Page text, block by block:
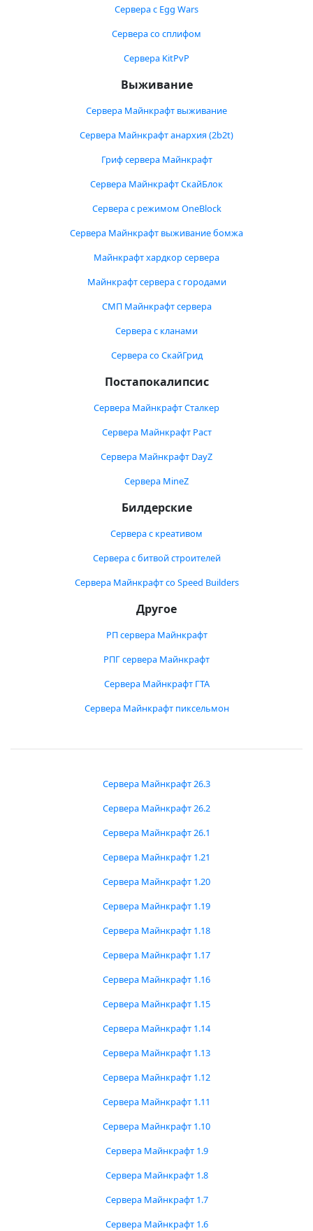
Сервера с Egg Wars
Сервера со сплифом
Сервера KitPvP
Выживание
Сервера Майнкрафт выживание
Сервера Майнкрафт анархия (2b2t)
Гриф сервера Майнкрафт
Сервера Майнкрафт СкайБлок
Сервера с режимом OneBlock
Сервера Майнкрафт выживание бомжа
Майнкрафт хардкор сервера
Майнкрафт сервера с городами
СМП Майнкрафт сервера
Сервера с кланами
Сервера со СкайГрид
Постапокалипсис
Сервера Майнкрафт Сталкер
Сервера Майнкрафт Раст
Сервера Майнкрафт DayZ
Сервера MineZ
Билдерские
Сервера с креативом
Сервера с битвой строителей
Сервера Майнкрафт со Speed Builders
Другое
РП сервера Майнкрафт
РПГ сервера Майнкрафт
Сервера Майнкрафт ГТА
Сервера Майнкрафт пиксельмон
Сервера Майнкрафт 26.3
Сервера Майнкрафт 26.2
Сервера Майнкрафт 26.1
Сервера Майнкрафт 1.21
Сервера Майнкрафт 1.20
Сервера Майнкрафт 1.19
Сервера Майнкрафт 1.18
Сервера Майнкрафт 1.17
Сервера Майнкрафт 1.16
Сервера Майнкрафт 1.15
Сервера Майнкрафт 1.14
Сервера Майнкрафт 1.13
Сервера Майнкрафт 1.12
Сервера Майнкрафт 1.11
Сервера Майнкрафт 1.10
Сервера Майнкрафт 1.9
Сервера Майнкрафт 1.8
Сервера Майнкрафт 1.7
Сервера Майнкрафт 1.6